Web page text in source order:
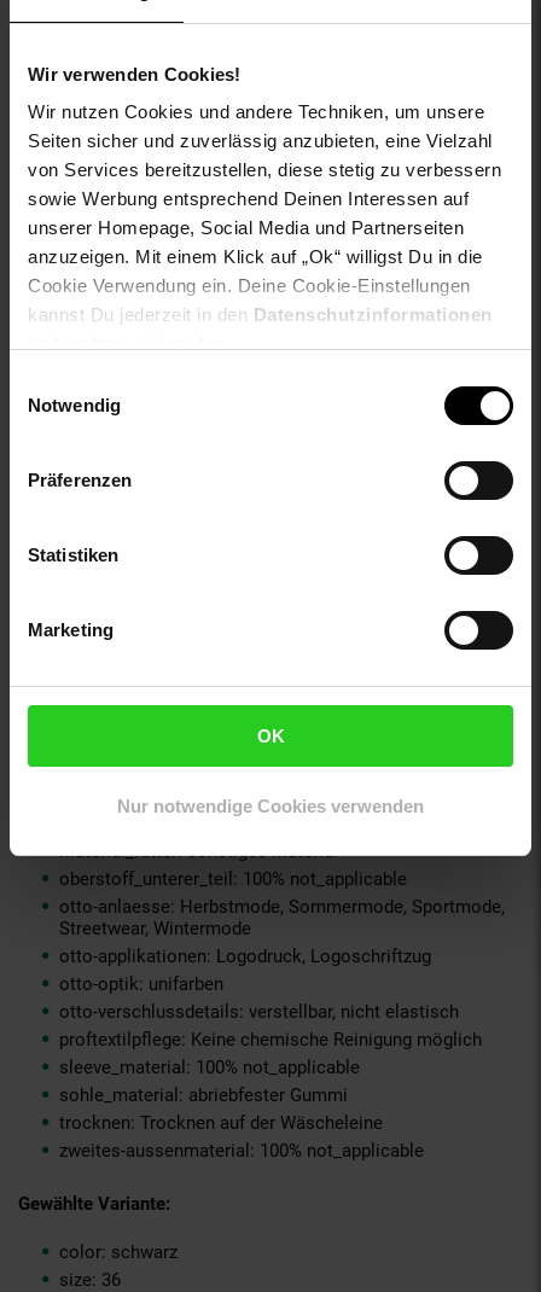
Wir verwenden Cookies!
Wir nutzen Cookies und andere Techniken, um unsere
Seiten sicher und zuverlässig anzubieten, eine Vielzahl
von Services bereitzustellen, diese stetig zu verbessern
sowie Werbung entsprechend Deinen Interessen auf
unserer Homepage, Social Media und Partnerseiten
anzuzeigen. Mit einem Klick auf „Ok“ willigst Du in die
Cookie Verwendung ein. Deine Cookie-Einstellungen
kannst Du jederzeit in den Datenschutzinformationen
Notwendig
Präferenzen
Statistiken
Marketing
OK
Nur notwendige Cookies verwenden
Gattung VG für Titel: Pantolette
ay-PFAS: PFAS Frei
ay-material: Obermaterial: 100% Polyurethan; Futter:
sonstiges Material; Sohle: abriebfester Gummi
ay-material-eigenschaften: Polyurethan
ay-passform schuh: keine Angabe
ay-schuh-acc material: Lederimitat
ay-schuhdetails: Zehenkappe
ay-sondergroessen_produktebene: keine Angabe
bleichen: Nicht bleichen
buegeln: Nicht bügeln
fuellung: 100% not_applicable
geschlechtvangraaf: Damen
innensohle_material: Sonstiges Material
material-fuellung-innenjacke: 100% not_applicable
material-kunstfellkragen: 100% not_applicable
material-oberstoff-innenjacke: 100% not_applicable
material-oberstoff-innenseite: 100% not_applicable
material-oberstoff-mittlere-schicht: 100% not_applicable
material-oberstoff-mittlerer-teil: 100% not_applicable
material-oberstoff-oberer-teil: 100% not_applicable
material-oberstoff-rueckseite: 100% not_applicable
material-verzierung: 100% not_applicable
material_futter: sonstiges Material
oberstoff_unterer_teil: 100% not_applicable
otto-anlaesse: Herbstmode, Sommermode, Sportmode,
Streetwear, Wintermode
otto-applikationen: Logodruck, Logoschriftzug
otto-optik: unifarben
otto-verschlussdetails: verstellbar, nicht elastisch
proftextilpflege: Keine chemische Reinigung möglich
sleeve_material: 100% not_applicable
sohle_material: abriebfester Gummi
trocknen: Trocknen auf der Wäscheleine
zweites-aussenmaterial: 100% not_applicable
Gewählte Variante:
color: schwarz
size: 36